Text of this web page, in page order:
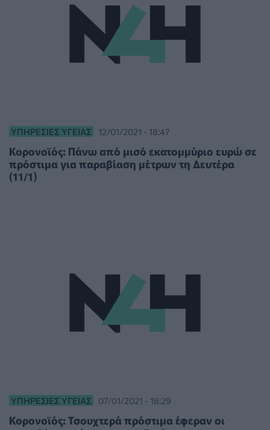
ΥΠΗΡΕΣΊΕΣ ΥΓΕΊΑΣ 12/01/2021 - 18:47
Κορονοϊός: Πάνω από μισό εκατομμύριο ευρώ σε
πρόστιμα για παραβίαση μέτρων τη Δευτέρα
(11/1)
ΥΠΗΡΕΣΊΕΣ ΥΓΕΊΑΣ 07/01/2021 - 18:29
Κορονοϊός: Τσουχτερά πρόστιμα έφεραν οι